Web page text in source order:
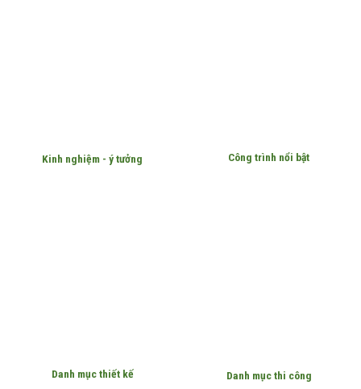
Kinh nghiệm - ý tưởng Công trình nổi bật
Danh mục thiết kế Danh mục thi công